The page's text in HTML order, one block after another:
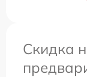
Скидка